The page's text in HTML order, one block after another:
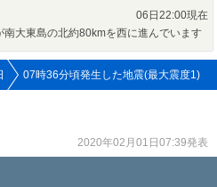
06日22:00現在
南大東島の北約80kmを西に進んでいます
07時36分頃発生した地震(最大震度1)
2020年02月01日07:39発表